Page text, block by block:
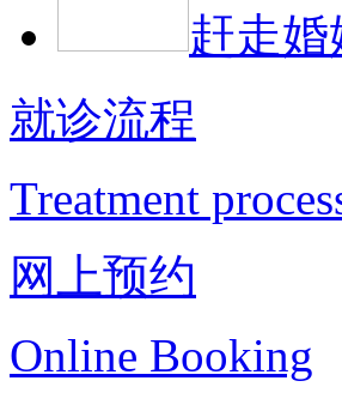
赶走
就诊流程
Treatment
网上预约
Online Booking